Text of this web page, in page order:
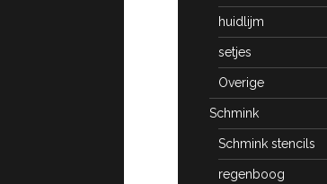
huidlijm
setjes
Overige
Schmink
Schmink stencils
regenboog